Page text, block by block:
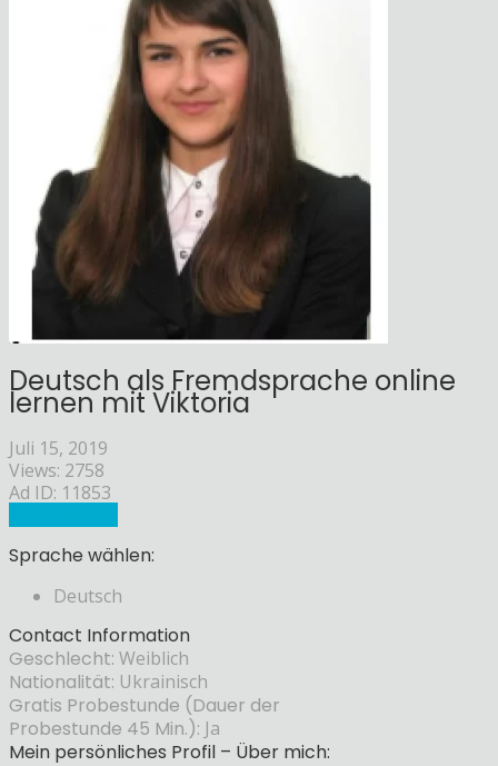
Deutsch als Fremdsprache online
lernen mit Viktoria
Juli 15, 2019
Views: 2758
Ad ID: 11853
Sprache wählen:
Deutsch
Contact Information
Geschlecht: Weiblich
Nationalität: Ukrainisch
Gratis Probestunde (Dauer der
Probestunde 45 Min.): Ja
Mein persönliches Profil – Über mich: